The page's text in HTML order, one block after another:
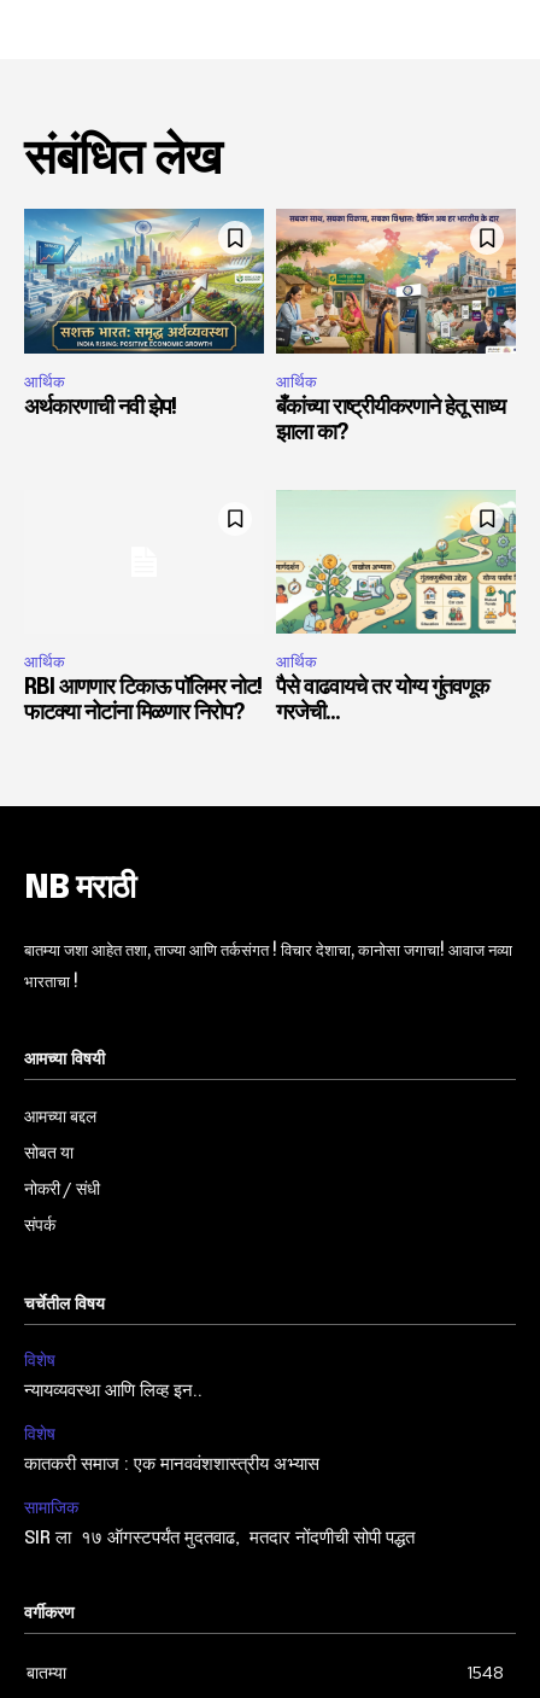
संबंधित लेख
आर्थिक
अर्थकारणाची नवी झेप!
आर्थिक
बँकांच्या राष्ट्रीयीकरणाने हेतू साध्य
झाला का?
आर्थिक
RBI आणणार टिकाऊ पॉलिमर नोट!
फाटक्या नोटांना मिळणार निरोप?
आर्थिक
पैसे वाढवायचे तर योग्य गुंतवणूक
गरजेची…
NB मराठी
बातम्या जशा आहेत तशा, ताज्या आणि तर्कसंगत ! विचार देशाचा, कानोसा जगाचा! आवाज नव्या
भारताचा !
आमच्या विषयी
आमच्या बद्दल
सोबत या
नोकरी / संधी
संपर्क
चर्चेतील विषय
विशेष
न्यायव्यवस्था आणि लिव्ह इन..
विशेष
कातकरी समाज : एक मानववंशशास्त्रीय अभ्यास
सामाजिक
SIR ला १७ ऑगस्टपर्यंत मुदतवाढ, मतदार नोंदणीची सोपी पद्धत
वर्गीकरण
बातम्या 1548